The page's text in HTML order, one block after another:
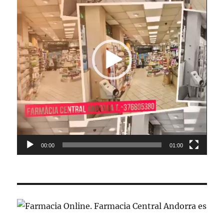
00:00 01:00